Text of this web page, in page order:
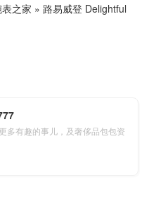
之家 » 路易威登 Delightful
多有趣的事儿，及奢侈品包包资